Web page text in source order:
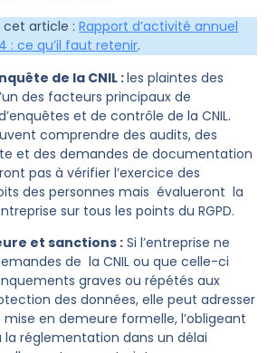
cet article :Rapport d’activité annuel
: ce qu’il faut retenir.
de la CNIL :les plaintes des
des facteurs principaux de
et de contrôle de la CNIL.
comprendre des audits, des
et des demandes de documentation
pas à vérifier l’exercice des
des personnes mais évalueront la
sur tous les points du RGPD.
et sanctions : Si l’entreprise ne
de la CNIL ou que celle-ci
graves ou répétés aux
des données, elle peut adresser
mise en demeure formelle, l’obligeant
réglementation dans un délai